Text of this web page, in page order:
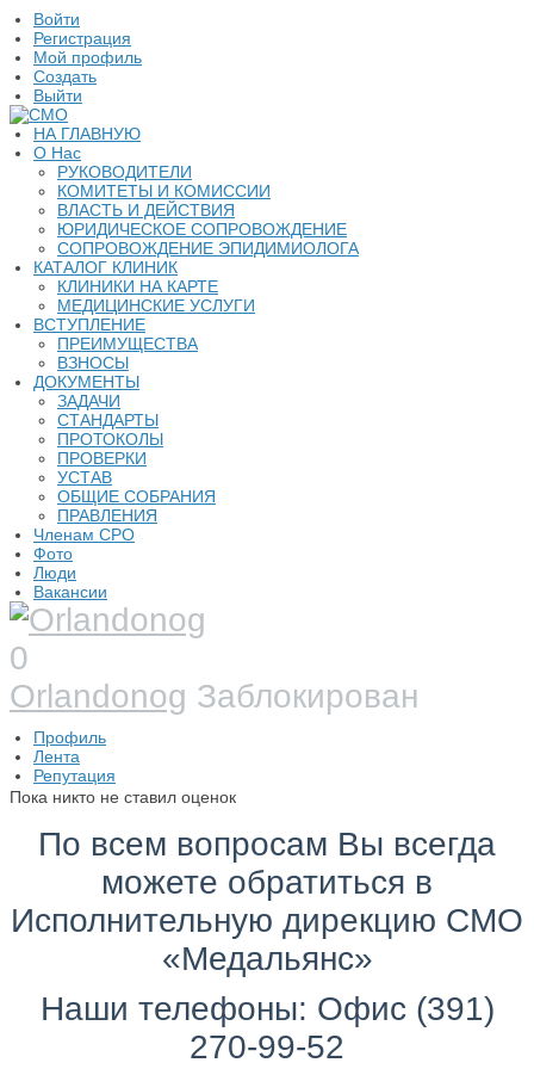
Войти
Регистрация
Мой профиль
Создать
Выйти
НА ГЛАВНУЮ
О Нас
РУКОВОДИТЕЛИ
КОМИТЕТЫ И КОМИССИИ
ВЛАСТЬ И ДЕЙСТВИЯ
ЮРИДИЧЕСКОЕ СОПРОВОЖДЕНИЕ
СОПРОВОЖДЕНИЕ ЭПИДИМИОЛОГА
КАТАЛОГ КЛИНИК
КЛИНИКИ НА КАРТЕ
МЕДИЦИНСКИЕ УСЛУГИ
ВСТУПЛЕНИЕ
ПРЕИМУЩЕСТВА
ВЗНОСЫ
ДОКУМЕНТЫ
ЗАДАЧИ
СТАНДАРТЫ
ПРОТОКОЛЫ
ПРОВЕРКИ
УСТАВ
ОБЩИЕ СОБРАНИЯ
ПРАВЛЕНИЯ
Членам СРО
Фото
Люди
Вакансии
0
Orlandonog Заблокирован
Профиль
Лента
Репутация
Пока никто не ставил оценок
По всем вопросам Вы всегда
можете обратиться в
Исполнительную дирекцию СМО
«Медальянс»
Наши телефоны: Офис (391)
270-99-52